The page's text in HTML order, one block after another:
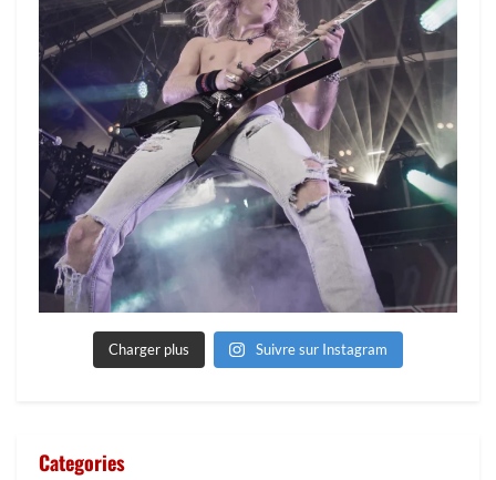
Charger plus Suivre sur Instagram
Categories